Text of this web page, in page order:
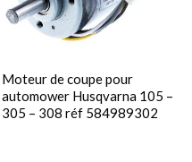
Moteur de coupe pour
automower Husqvarna 105 –
305 – 308 réf 584989302